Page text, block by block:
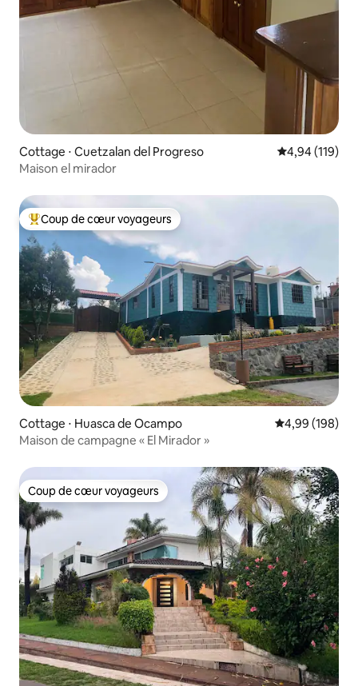
Cottage ⋅ Cuetzalan del Progreso Évaluation
4,94 (119)
Maison el mirador
Coups de cœur voyageurs les plus appréciés
Coup de cœur voyageurs
Cottage ⋅ Huasca de Ocampo Évaluation
4,99 (198)
Maison de campagne « El Mirador »
Coup de cœur voyageurs
Coup de cœur voyageurs